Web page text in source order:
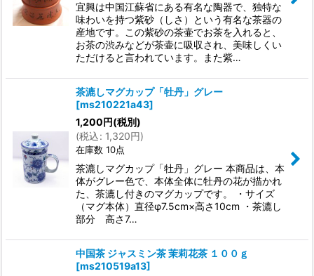
宜興は中国江蘇省にある有名な陶器で、独特な
味わいを持つ紫砂（しさ）という有名な茶器の
産地です。この紫砂の茶壷でお茶を入れると、
お茶の渋みなどが茶壷に吸収され、美味しくい
ただけると言われています。また紫…
茶漉しマグカップ「牡丹」グレー
[ms210221a43]
1,200円(税別)
(税込: 1,320円)
在庫数 10点
茶漉しマグカップ「牡丹」グレー 本商品は、本
体がグレー色で、本体全体に牡丹の花が描かれ
た、茶漉し付きのマグカップです。 ・サイズ
（マグ本体）直径φ7.5cm×高さ10cm ・茶漉し
部分 高さ7…
中国茶 ジャスミン茶 茉莉花茶 １００ｇ
[ms210519a13]